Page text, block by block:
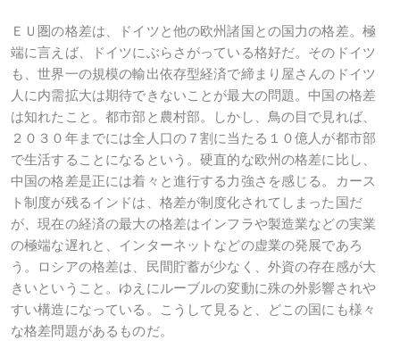
ＥＵ圏の格差は、ドイツと他の欧州諸国との国力の格差。極
端に言えば、ドイツにぶらさがっている格好だ。そのドイツ
も、世界一の規模の輸出依存型経済で締まり屋さんのドイツ
人に内需拡大は期待できないことが最大の問題。中国の格差
は知れたこと。都市部と農村部。しかし、鳥の目で見れば、
２０３０年までには全人口の７割に当たる１０億人が都市部
で生活することになるという。硬直的な欧州の格差に比し、
中国の格差是正には着々と進行する力強さを感じる。カース
ト制度が残るインドは、格差が制度化されてしまった国だ
が、現在の経済の最大の格差はインフラや製造業などの実業
の極端な遅れと、インターネットなどの虚業の発展であろ
う。ロシアの格差は、民間貯蓄が少なく、外資の存在感が大
きいということ。ゆえにルーブルの変動に殊の外影響されや
すい構造になっている。こうして見ると、どこの国にも様々
な格差問題があるものだ。